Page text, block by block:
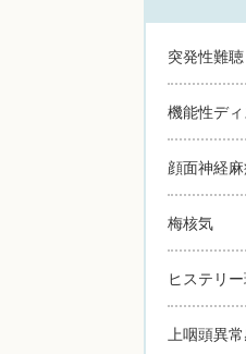
突発性難聴
機能性デ
顔面神経
梅核気
ヒステリ
上咽頭異